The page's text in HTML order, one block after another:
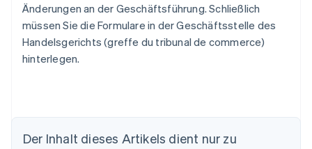
Änderungen an der Geschäftsführung. Schließlich
müssen Sie die Formulare in der Geschäftsstelle des
Handelsgerichts (greffe du tribunal de commerce)
hinterlegen.
Der Inhalt dieses Artikels dient nur zu